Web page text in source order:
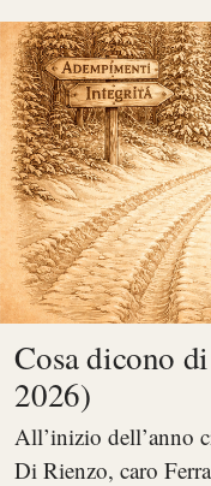
Cosa dicono
2026)
All’inizio dell’anno
Di Rienzo, caro